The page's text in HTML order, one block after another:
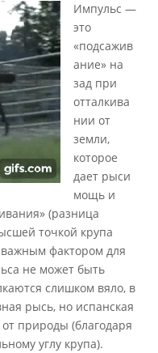
Импульс —
это
«подсажив
ание» на
зад при
отталкива
нии от
земли,
которое
дает рыси
мощь и
(разница
точкой крупа
фактором для
не может быть
слишком вяло, в
рысь, но испанская
природы (благодаря
углу крупа).